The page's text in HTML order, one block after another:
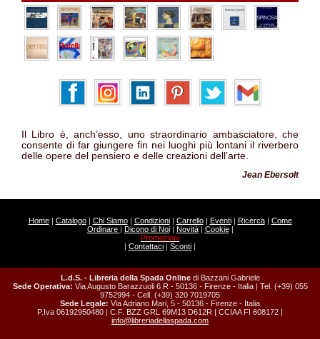
Il Libro è, anch’esso, uno straordinario ambasciatore, che
consente di far giungere fin nei luoghi più lontani il riverbero
delle opere del pensiero e delle creazioni dell’arte.
Jean Ebersolt
Home| Catalogo| Chi Siamo| Condizioni| Carrello| Eventi| Ricerca| Come
Ordinare | Dicono di Noi| Novità| Cookie|
Promozioni
| Contattaci | Sconti |
L.d.S. - Libreria della Spada Online di Bazzani Gabriele
Sede Operativa: Via Augusto Barazzuoli 6 R - 50136 - Firenze - Italia | Tel. (+39) 055
9752994 - Cell. (+39) 320 7019705
Sede Legale: Via Adriano Mari, 5 - 50136 - Firenze - Italia
P.Iva 06192950480 | C.F. BZZ GRL 69M13 D612R | CCIAA FI 608172 |
info@libreriadellaspada.com